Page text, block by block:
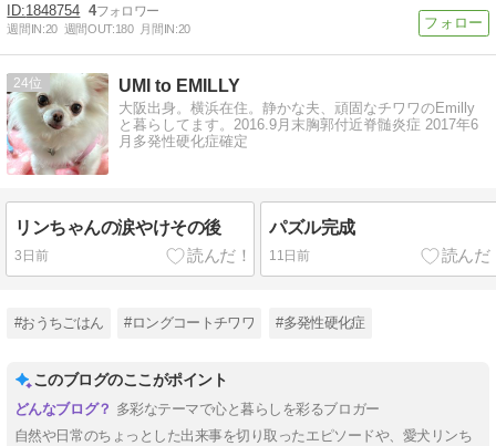
1848754 4
週間IN:20 週間OUT:180 月間IN:20
24 UMI to EMILLY
大阪出身。横浜在住。静かな夫、頑固なチワワのEmilly
と暮らしてます。2016.9月末胸郭付近脊髄炎症 2017年6
月多発性硬化症確定
リンちゃんの涙やけその後
3日前
パズル完成
11日前
#おうちごはん #ロングコートチワワ #多発性硬化症
このブログのここがポイント
多彩なテーマで心と暮らしを彩るブロガー
自然や日常のちょっとした出来事を切り取ったエピソードや、愛犬リンち